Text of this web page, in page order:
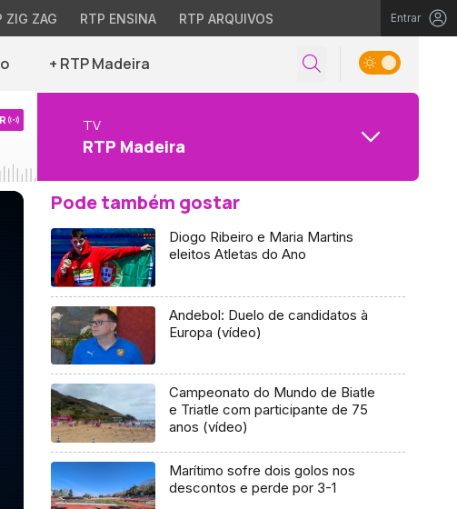
ZIG ZAG RTP ENSINA RTP ARQUIVOS Entrar
+ RTP Madeira
TV
RTP Madeira
Pode também gostar
Diogo Ribeiro e Maria Martins
eleitos Atletas do Ano
Andebol: Duelo de candidatos à
Europa (vídeo)
Campeonato do Mundo de Biatle
e Triatle com participante de 75
anos (vídeo)
Marítimo sofre dois golos nos
descontos e perde por 3-1